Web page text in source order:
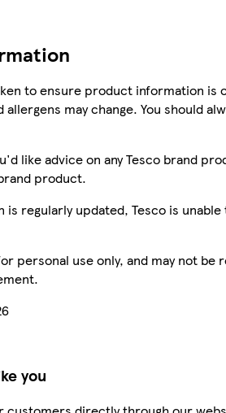
to ensure product information
may change. You should
like advice on any Tesco brand
product.
regularly updated, Tesco is
personal use only, and may not
you